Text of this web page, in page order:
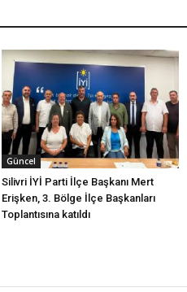
Güncel
Silivri İYİ Parti İlçe Başkanı Mert
Erişken, 3. Bölge İlçe Başkanları
Toplantısına katıldı